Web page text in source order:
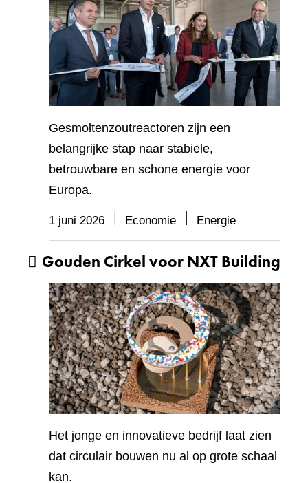
Gesmoltenzoutreactoren zijn een
belangrijke stap naar stabiele,
betrouwbare en schone energie voor
Europa.
1 juni 2026 Economie Energie
Gouden Cirkel voor NXT Building
Het jonge en innovatieve bedrijf laat zien
dat circulair bouwen nu al op grote schaal
kan.